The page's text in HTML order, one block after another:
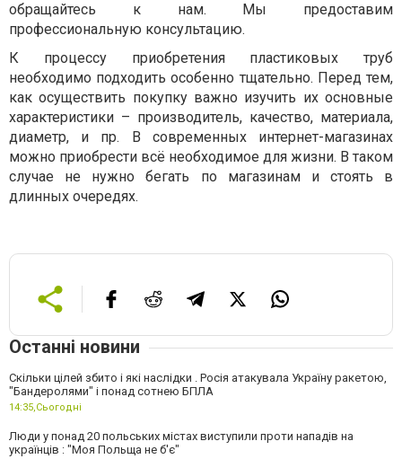
обращайтесь к нам. Мы предоставим
профессиональную консультацию.
К процессу приобретения пластиковых труб
необходимо подходить особенно тщательно. Перед тем,
как осуществить покупку важно изучить их основные
характеристики – производитель, качество, материала,
диаметр, и пр. В современных интернет-магазинах
можно приобрести всё необходимое для жизни. В таком
случае не нужно бегать по магазинам и стоять в
длинных очередях.
Останні новини
Скільки цілей збито і які наслідки . Росія атакувала Україну ракетою,
"Бандеролями" і понад сотнею БПЛА
14:35,Сьогодні
Люди у понад 20 польських містах виступили проти нападів на
українців : "Моя Польща не б'є"